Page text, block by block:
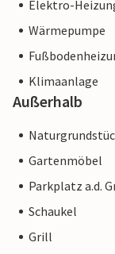
Elektro-
Wärmepumpe
Klimaanlage
Außerhalb
Gartenmöbel
Parkplatz a.d.
Schaukel
Grill